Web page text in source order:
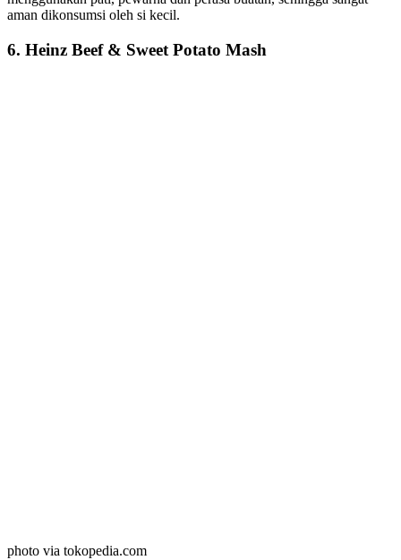
aman dikonsumsi oleh si kecil.
6. Heinz Beef & Sweet Potato Mash
photo via tokopedia.com